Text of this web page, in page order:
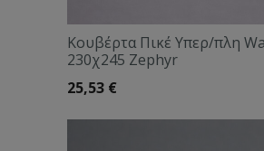
Κουβέρτα Πικέ Υπερ/πλη
230χ245 Zephyr
25,53 €